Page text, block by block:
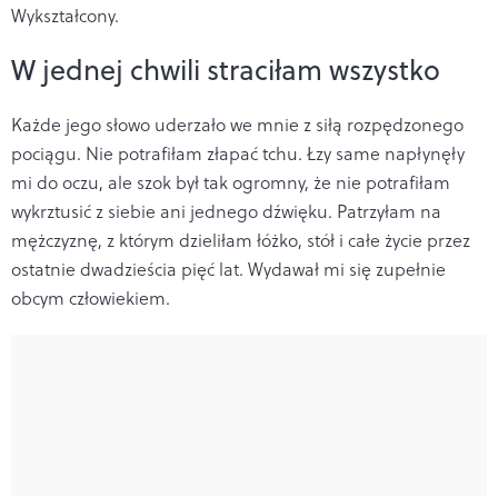
Wykształcony.
W jednej chwili straciłam wszystko
Każde jego słowo uderzało we mnie z siłą rozpędzonego
pociągu. Nie potrafiłam złapać tchu. Łzy same napłynęły
mi do oczu, ale szok był tak ogromny, że nie potrafiłam
wykrztusić z siebie ani jednego dźwięku. Patrzyłam na
mężczyznę, z którym dzieliłam łóżko, stół i całe życie przez
ostatnie dwadzieścia pięć lat. Wydawał mi się zupełnie
obcym człowiekiem.